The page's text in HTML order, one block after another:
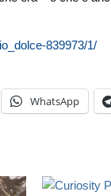
839973/1/
WhatsApp